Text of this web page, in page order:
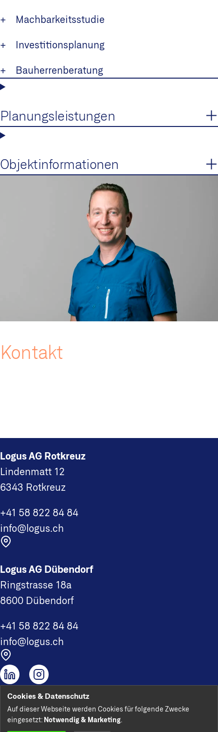
+ Machbarkeitsstudie
+ Investitionsplanung
+ Bauherrenberatung
Planungsleistungen
Objektinformationen
Kontakt
Logus AG Rotkreuz
Lindenmatt 12
6343 Rotkreuz
+41 58 822 84 84
info@logus.ch
Logus AG Dübendorf
Ringstrasse 18a
8600 Dübendorf
+41 58 822 84 84
info@logus.ch
Logus AG 2026
Impressum
Cookies & Datenschutz
Auf dieser Webseite werden Cookies für folgende Zwecke
eingesetzt: Notwendig & Marketing.